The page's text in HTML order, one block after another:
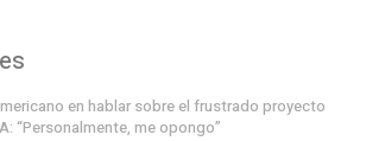
en hablar sobre el frustrado proyecto
“Personalmente, me opongo”